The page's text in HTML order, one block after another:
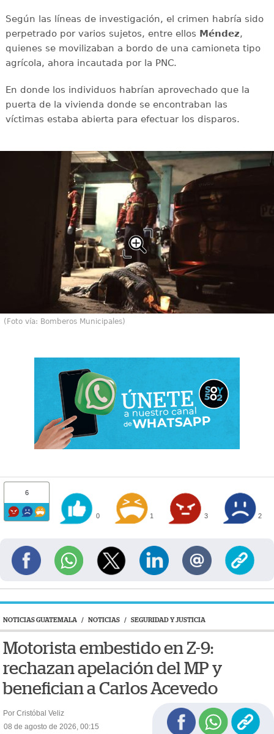
Según las líneas de investigación, el crimen habría sido
perpetrado por varios sujetos, entre ellos Méndez,
quienes se movilizaban a bordo de una camioneta tipo
agrícola, ahora incautada por la PNC.
En donde los individuos habrían aprovechado que la
puerta de la vivienda donde se encontraban las
víctimas estaba abierta para efectuar los disparos.
(Foto vía: Bomberos Municipales)
6
0 1 3 2
NOTICIAS GUATEMALA / NOTICIAS / SEGURIDAD Y JUSTICIA
Motorista embestido en Z-9:
rechazan apelación del MP y
benefician a Carlos Acevedo
Por Cristóbal Veliz
08 de agosto de 2026, 00:15